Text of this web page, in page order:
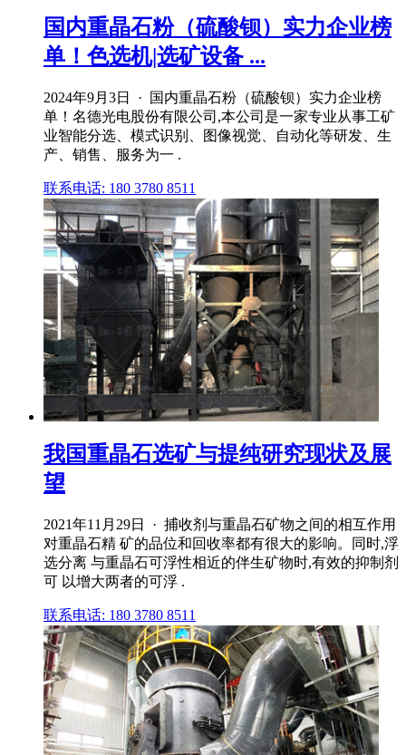
国内重晶石粉（硫酸钡）实力企业榜
单！色选机|选矿设备 ...
2024年9月3日 · 国内重晶石粉（硫酸钡）实力企业榜
单！名德光电股份有限公司,本公司是一家专业从事工矿
业智能分选、模式识别、图像视觉、自动化等研发、生
产、销售、服务为一 .
联系电话: 180 3780 8511
我国重晶石选矿与提纯研究现状及展
望
2021年11月29日 · 捕收剂与重晶石矿物之间的相互作用
对重晶石精 矿的品位和回收率都有很大的影响。同时,浮
选分离 与重晶石可浮性相近的伴生矿物时,有效的抑制剂
可 以增大两者的可浮 .
联系电话: 180 3780 8511